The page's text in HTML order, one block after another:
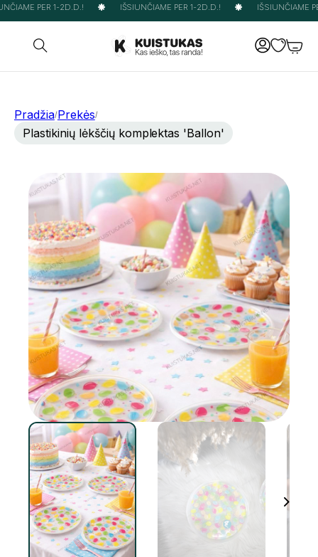
PER 1-2D.D.! IŠSIUNČIAME PER 1-2D.D.! IŠSIUNČIAME
Pradžia/Prekės/
Plastikinių lėkščių komplektas 'Ballon'